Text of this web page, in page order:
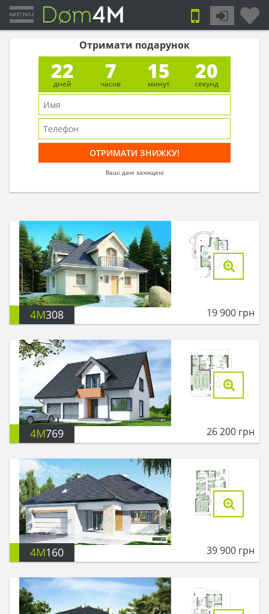
Отримати подарунок
22
дней
7
часов
15
минут
19
секунд
Ваші дані захищені
4M308 19 900 грн
4M769 26 200 грн
4M160 39 900 грн